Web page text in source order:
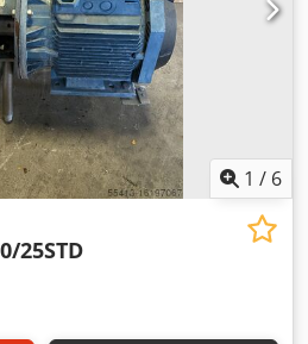
1 / 6
25STD